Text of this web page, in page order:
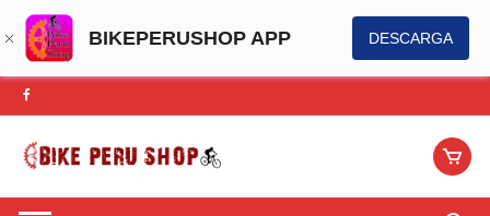
BIKEPERUSHOP APP DESCARGA
Saltar
al
contenido